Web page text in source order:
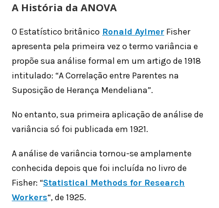
A História da ANOVA
O Estatístico britânico Ronald Aylmer Fisher
apresenta pela primeira vez o termo variância e
propõe sua análise formal em um artigo de 1918
intitulado: “A Correlação entre Parentes na
Suposição de Herança Mendeliana”.
No entanto, sua primeira aplicação de análise de
variância só foi publicada em 1921.
A análise de variância tornou-se amplamente
conhecida depois que foi incluída no livro de
Fisher: “Statistical Methods for Research
Workers“, de 1925.